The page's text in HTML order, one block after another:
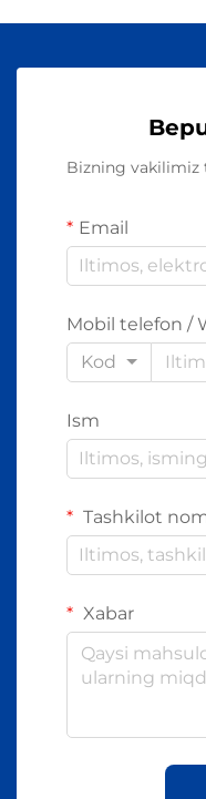
Bizning vakilimiz
Email
Mobil telefon /
Kod
Ism
Tashkilot
Xabar